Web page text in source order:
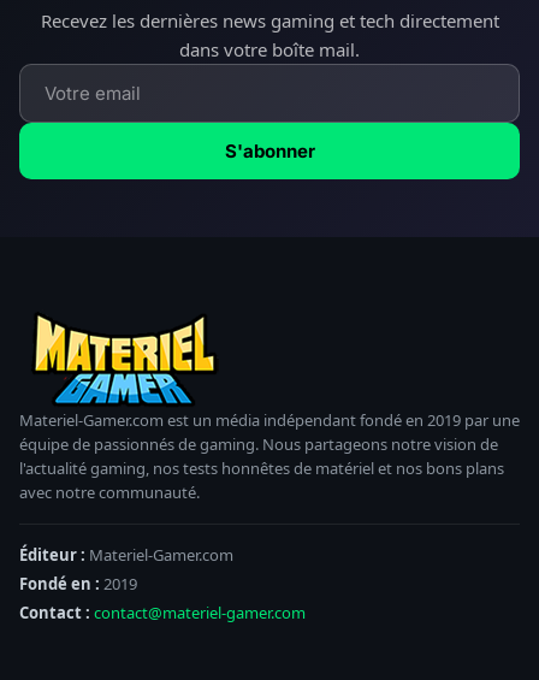
Recevez les dernières news gaming et tech directement
dans votre boîte mail.
S'abonner
Materiel-Gamer.com est un média indépendant fondé en 2019 par une
équipe de passionnés de gaming. Nous partageons notre vision de
l'actualité gaming, nos tests honnêtes de matériel et nos bons plans
avec notre communauté.
Éditeur : Materiel-Gamer.com
Fondé en : 2019
Contact : contact@materiel-gamer.com